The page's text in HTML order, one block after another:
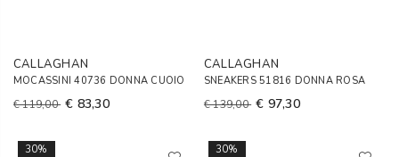
CALLAGHAN
MOCASSINI 40736 DONNA CUOIO
€ 119,00 € 83,30
CALLAGHAN
SNEAKERS 51816 DONNA ROSA
€ 139,00 € 97,30
30% 30%